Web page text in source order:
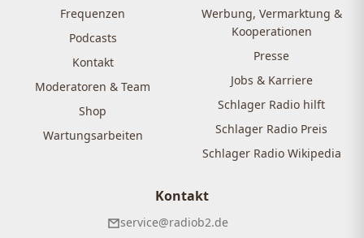
Frequenzen
Podcasts
Kontakt
Moderatoren & Team
Shop
Wartungsarbeiten
Werbung, Vermarktung &
Kooperationen
Presse
Jobs & Karriere
Schlager Radio hilft
Schlager Radio Preis
Schlager Radio Wikipedia
Kontakt
service@radiob2.de